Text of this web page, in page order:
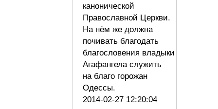
канонической
Православной Церкви.
На нём же должна
почивать благодать
благословения владыки
Агафангела служить
на благо горожан
Одессы.
2014-02-27 12:20:04